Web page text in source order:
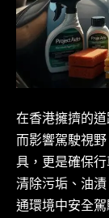
在香港擁擠的
而影響駕駛視
具，更是確保
清除污垢、油
通環境中安全駕